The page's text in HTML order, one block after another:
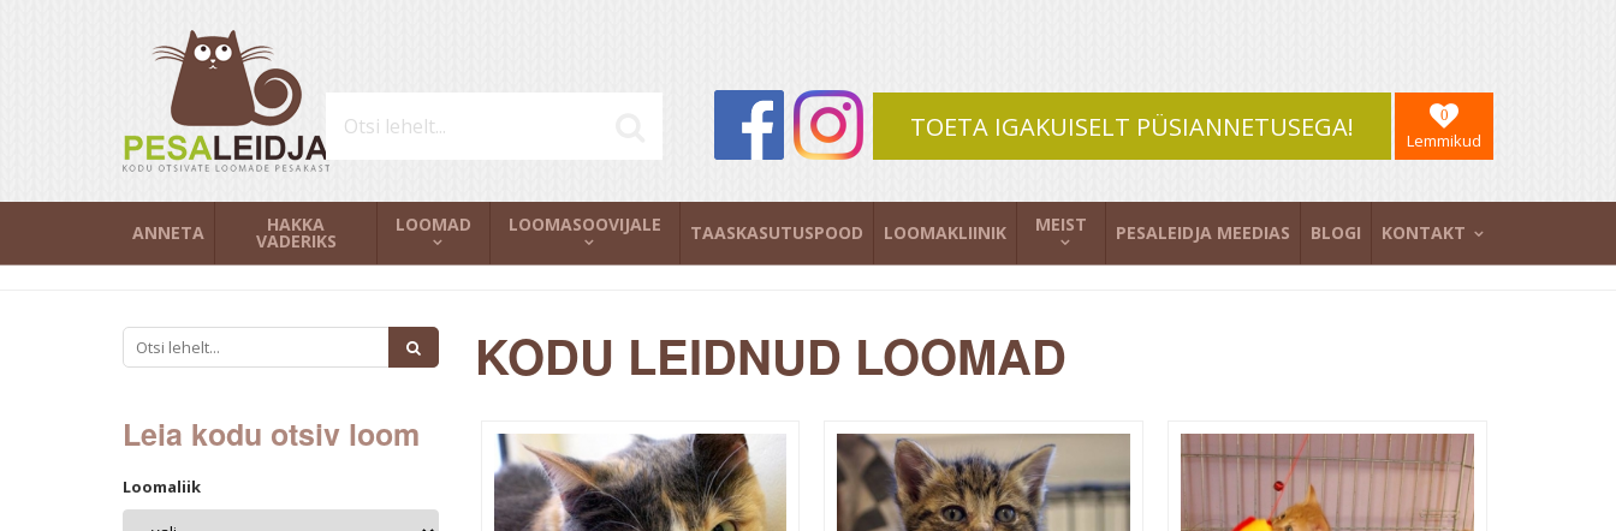
TOETA IGAKUISELT PÜSIANNETUSEGA! 0
Lemmikud
ANNETA HAKKA
VADERIKS
LOOMAD LOOMASOOVIJALE TAASKASUTUSPOOD LOOMAKLIINIK MEIST PESALEIDJA MEEDIAS BLOGI KONTAKT
Leia kodu otsiv loom
Loomaliik
KODU LEIDNUD LOOMAD